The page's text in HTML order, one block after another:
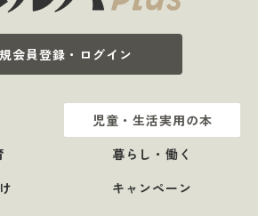
会員登録・ログイン
児童・生活実用の本
暮らし・働く
キャンペーン